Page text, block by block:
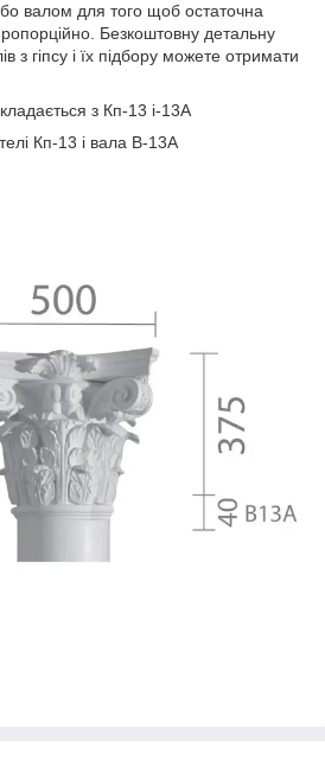
валом для того щоб остаточна
Безкоштовну детальну
з гіпсу і їх підбору можете отримати
з Кп-13 і-13А
Кп-13 і вала В-13А